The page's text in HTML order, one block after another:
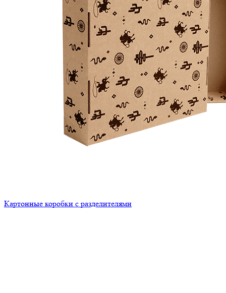
Картонные коробки с разделителями